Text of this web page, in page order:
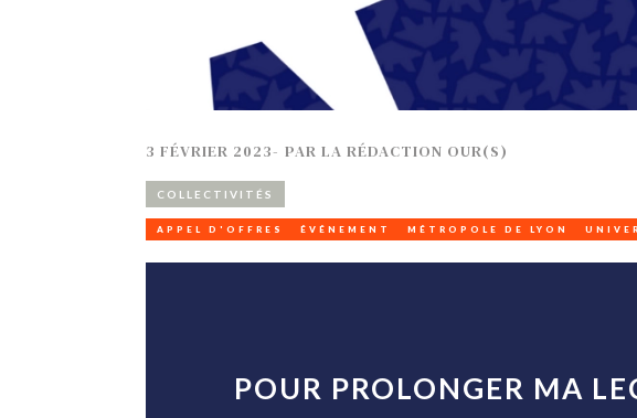
3 FÉVRIER 2023- PARLA RÉDACTION OUR(S)
COLLECTIVITÉS
APPEL D'OFFRES ÉVÉNEMENT MÉTROPOLE DE LYON
POUR PROLONGER MA